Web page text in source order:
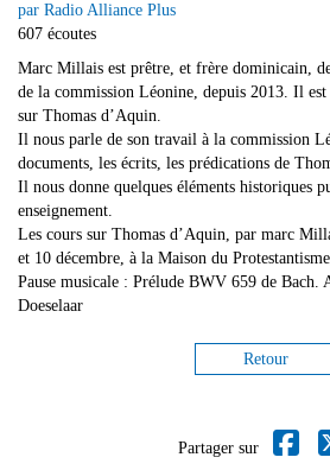
par Radio Alliance Plus
607 écoutes
Marc Millais est prêtre, et frère dominicain,
de la commission Léonine, depuis 2013. Il est
sur Thomas d’Aquin.
Il nous parle de son travail à la commission
documents, les écrits, les prédications de
Il nous donne quelques éléments historiques
enseignement.
Les cours sur Thomas d’Aquin, par marc
et 10 décembre, à la Maison du
Pause musicale : Prélude BWV 659 de Bach.
Doeselaar
Retour
Partager sur